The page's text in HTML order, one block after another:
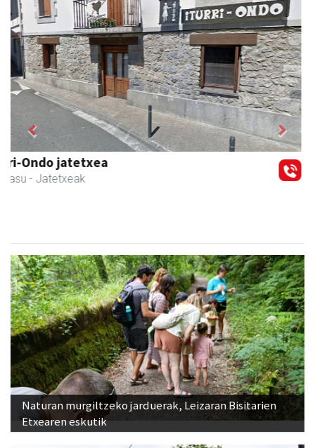
Izurtzu erretegia
Asteasu - Erretegia
Previous Next
Naturan murgiltzeko jarduerak, Leizaran Bisitarien
Etxearen eskutik